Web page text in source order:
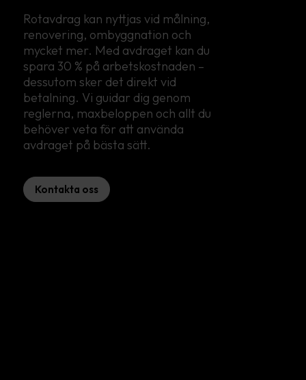
Rotavdrag kan nyttjas vid målning,
renovering, ombyggnation och
mycket mer. Med avdraget kan du
spara 30 % på arbetskostnaden –
dessutom sker det direkt vid
betalning. Vi guidar dig genom
reglerna, maxbeloppen och allt du
behöver veta för att använda
avdraget på bästa sätt.
Kontakta oss